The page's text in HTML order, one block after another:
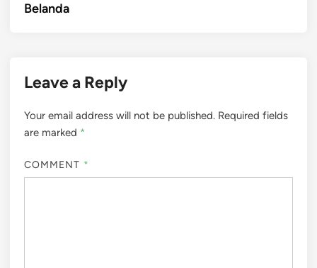
Belanda
Leave a Reply
Your email address will not be published. Required fields
are marked *
COMMENT *